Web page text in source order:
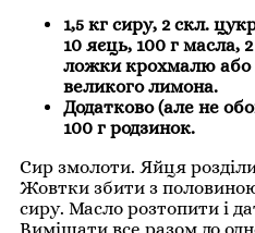
1,5 кг сиру, 2 скл.
10 яєць, 100 г масла,
ложки крохмалю або
великого лимона.
Додатково (але не
100 г родзинок.
Сир змолоти. Яйця
Жовтки збити з
сиру. Масло розтопити і